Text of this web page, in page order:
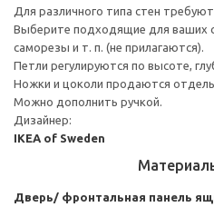
Для различного типа стен
Выберите подходящие для ваших
саморезы и т. п. (не прилагаются).
Петли регулируются по высоте,
Ножки и цоколи продаются
Можно дополнить ручкой.
Дизайнер:
IKEA of Sweden
Дверь/ фронтальная панель